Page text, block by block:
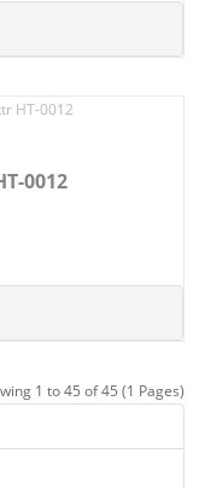
0012
1 to 45 of 45 (1 Pages)